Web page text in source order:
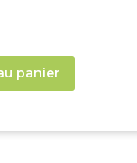
panier